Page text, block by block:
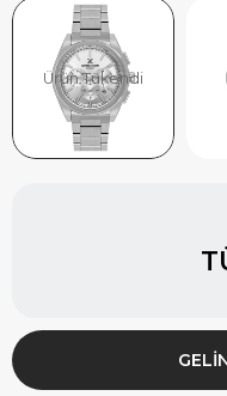
Ürün Tükendi